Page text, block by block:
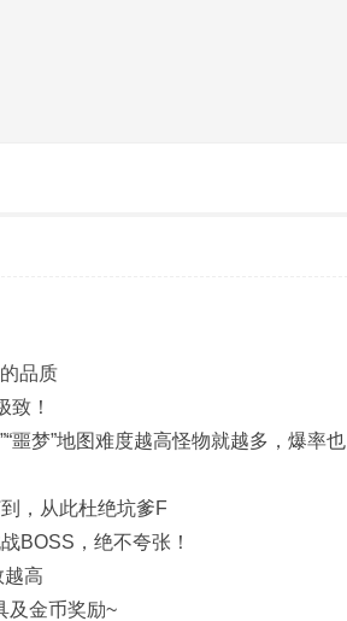
品质
！
梦”地图难度越高怪物就越多，爆率也
，从此杜绝坑爹F
BOSS，绝不夸张！
越高
及金币奖励~